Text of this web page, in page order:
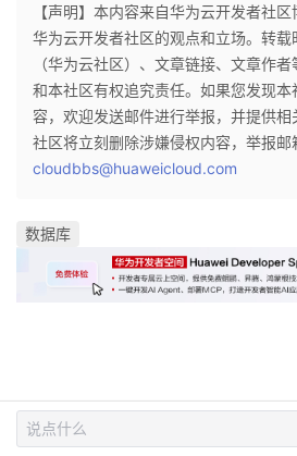
【声明】本内容来自华为云开发者社
华为云开发者社区的观点和立场。转
（华为云社区）、文章链接、文章作
和本社区有权追究责任。如果您发现
容，欢迎发送邮件进行举报，并提供
社区将立刻删除涉嫌侵权内容，举报邮
cloudbbs@huaweicloud.com
数据库